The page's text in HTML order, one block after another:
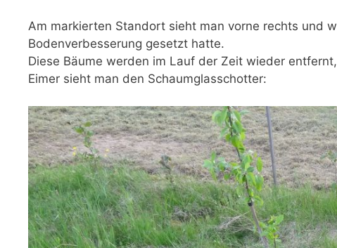
Am markierten Standort sieht man vorne rechts und
Bodenverbesserung gesetzt hatte.
Diese Bäume werden im Lauf der Zeit wieder
Eimer sieht man den Schaumglasschotter: